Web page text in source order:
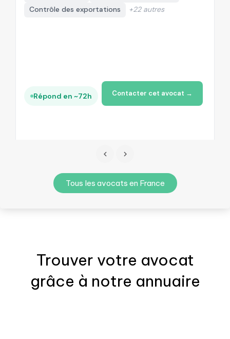
Contrôle des exportations
+22 autres
Répond en ~72h Contacter cet avocat →
Tous les avocats en France
Trouver votre avocat
grâce à notre annuaire